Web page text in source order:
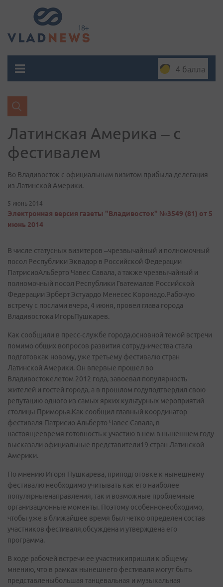
4 балла
Латинская Америка – с
фестивалем
Во Владивосток с официальным визитом прибыла делегация
из Латинской Америки.
5 июнь 2014
Электронная версия газеты "Владивосток" №3549 (81) от 5
июнь 2014
В числе статусных визитеров –чрезвычайный и полномочный
посол Республики Эквадор в Российской Федерации
ПатрисиоАльберто Чавес Савала, а также чрезвычайный и
полномочный посол Республики Гватемалав Российской
Федерации Эрберт Эстуардо Менесес Коронадо.Рабочую
встречу с послами вчера, 4 июня, провел глава города
Владивостока ИгорьПушкарев.
Как сообщили в пресс-службе города,основной темой встречи
помимо общих вопросов развития сотрудничества стала
подготовкак новому, уже третьему фестивалю стран
Латинской Америки. Он впервые прошел во
Владивостокелетом 2012 года, завоевал популярность
жителей и гостей города, а в прошлом годуподтвердил свою
репутацию одного из самых ярких культурных мероприятий
столицы Приморья.Как сообщил главный координатор
фестиваля Патрисио Альберто Чавес Савала, в
настоящеевремя готовность к участию в нем в нынешнем году
высказали официальные представители19 стран Латинской
Америки.
По мнению Игоря Пушкарева, приподготовке к нынешнему
фестивалю необходимо учитывать как его наиболее
популярныенаправления, так и возможные проблемные
организационные моменты. Поэтому особеннонеобходимо,
чтобы уже в ближайшее время был четко определен состав
участников фестиваля,обсуждена и утверждена его
программа.
В ходе рабочей встречи ее участникипришли к общему
мнению, что в рамках нынешнего фестиваля могут быть
представленыбольшая танцевальная и музыкальная